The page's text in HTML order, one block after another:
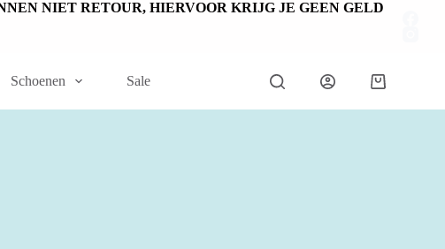
NIET RETOUR, HIERVOOR KRIJG JE GEEN GELD
Schoenen Sale